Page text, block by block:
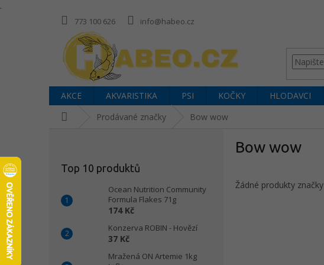
.
773 100 626 info@habeo.cz
AKCE AKVARISTIKA PSI KOČKY HLODAVCI
Prodávané značky Bow wow
Top 10 produktů
Ocean Nutrition Community
Formula Flakes 71g
174 Kč
Konzerva ROBIN - Hovězí
37 Kč
Mražená ON Artemie 1kg
Bow wow
Žádné produkty značky